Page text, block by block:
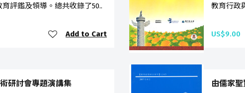
評鑑及領導。總共收錄了50..
Add to Cart
教育行政
US$9.00
研討會專題演講集 由儒家